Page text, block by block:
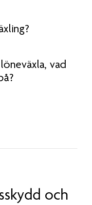
vad
och